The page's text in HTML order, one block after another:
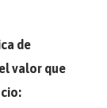
de
valor que